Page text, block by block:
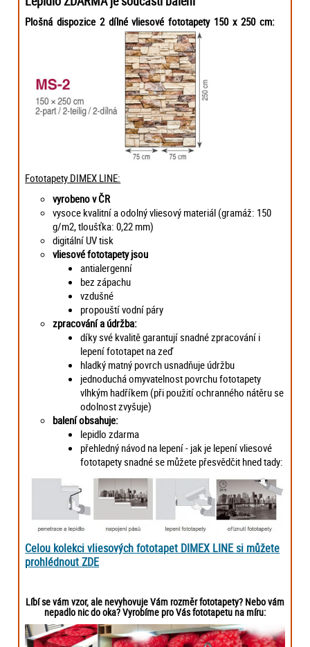
Plošná dispozice 2 dílné vliesové fototapety 150 x 250 cm:
Fototapety DIMEX LINE:
vyrobeno v ČR
vysoce kvalitní a odolný vliesový materiál (gramáž: 150
g/m2, tloušťka: 0,22 mm)
digitální UV tisk
vliesové fototapety jsou
antialergenní
bez zápachu
vzdušné
propouští vodní páry
zpracování a údržba:
díky své kvalitě garantují snadné zpracování i
lepení fototapet na zeď
hladký matný povrch usnadňuje údržbu
jednoduchá omyvatelnost povrchu fototapety
vlhkým hadříkem (při použití ochranného nátěru se
odolnost zvyšuje)
balení obsahuje:
lepidlo zdarma
přehledný návod na lepení - jak je lepení vliesové
fototapety snadné se můžete přesvědčit hned tady:
Celou kolekci vliesových fototapet DIMEX LINE si můžete
prohlédnout ZDE
Líbí se vám vzor, ale nevyhovuje Vám rozměr fototapety? Nebo vám
nepadlo nic do oka? Vyrobíme pro Vás fototapetu na míru: